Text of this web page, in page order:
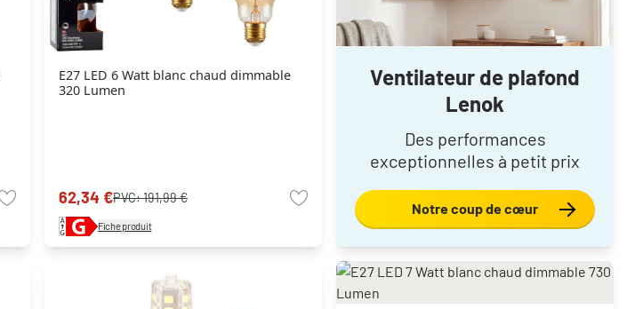
E27 LED 6 Watt blanc chaud dimmable
320 Lumen
62,34 €PVC:191,99 €
Fiche produit
Ventilateur de plafond
Lenok
Des performances
exceptionnelles à petit prix
Notre coup de cœur